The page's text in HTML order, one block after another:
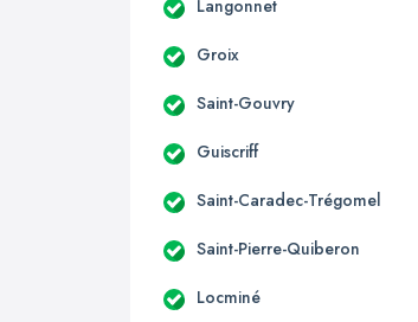
Langonnet
Groix
Saint-Gouvry
Guiscriff
Saint-Caradec-Trégomel
Saint-Pierre-Quiberon
Locminé